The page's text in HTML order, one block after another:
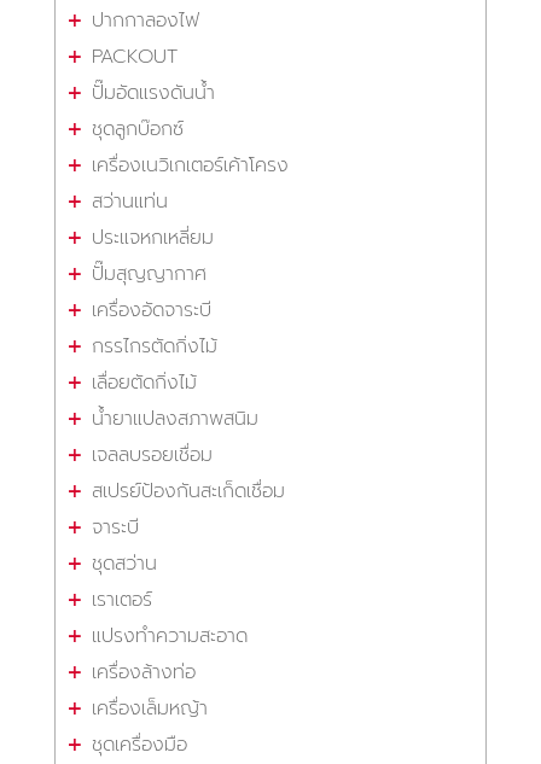
ปากกาลองไฟ
PACKOUT
ปั๊มอัดแรงดันน้ำ
ชุดลูกบ๊อกซ์
เครื่องเนวิเกเตอร์เค้าโครง
สว่านแท่น
ประแจหกเหลี่ยม
ปั๊มสุญญากาศ
เครื่องอัดจาระบี
กรรไกรตัดกิ่งไม้
เลื่อยตัดกิ่งไม้
น้ำยาแปลงสภาพสนิม
เจลลบรอยเชื่อม
สเปรย์ป้องกันสะเก็ดเชื่อม
จาระบี
ชุดสว่าน
เราเตอร์
แปรงทำความสะอาด
เครื่องล้างท่อ
เครื่องเล็มหญ้า
ชุดเครื่องมือ